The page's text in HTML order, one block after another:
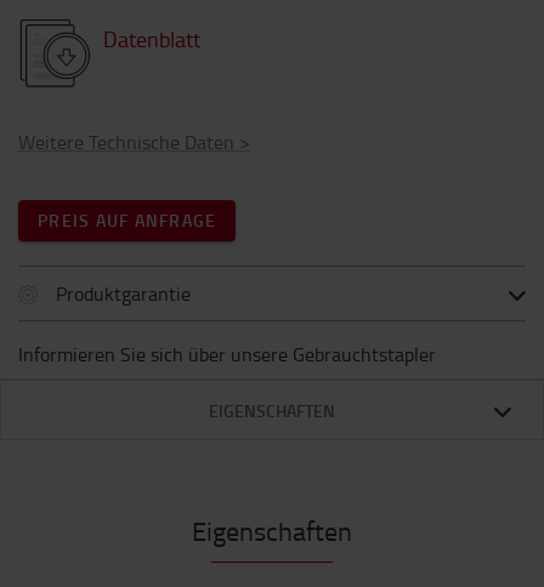
Datenblatt
Weitere Technische Daten >
PREIS AUF ANFRAGE
Produktgarantie
Informieren Sie sich über unsere Gebrauchtstapler
EIGENSCHAFTEN
Eigenschaften